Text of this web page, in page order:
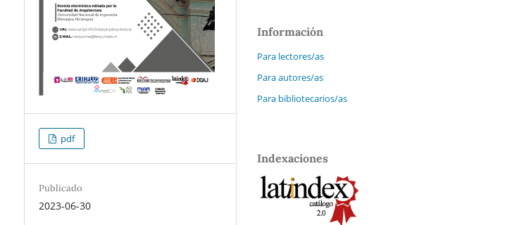
pdf
Publicado
2023-06-30
Información
Para lectores/as
Para autores/as
Para bibliotecarios/as
Indexaciones